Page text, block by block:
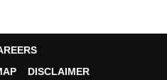
DISCLAIMER